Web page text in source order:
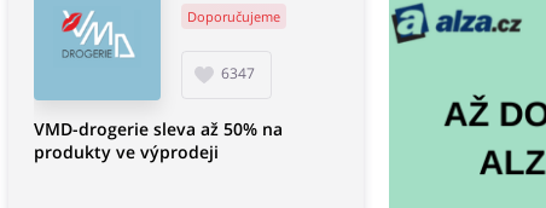
Doporučujeme
6347
VMD-drogerie sleva až 50% na
produkty ve výprodeji